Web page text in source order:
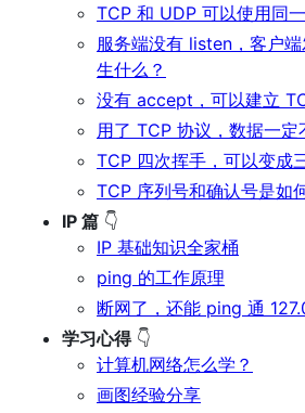
TCP 和 UDP 可以使用同
服务端没有 listen，客户
生什么？
没有 accept，可以建立
用了 TCP 协议，数据一定
TCP 四次挥手，可以变成
TCP 序列号和确认号是如
IP 篇 👇
IP 基础知识全家桶
ping 的工作原理
断网了，还能 ping 通
学习心得👇
计算机网络怎么学？
画图经验分享